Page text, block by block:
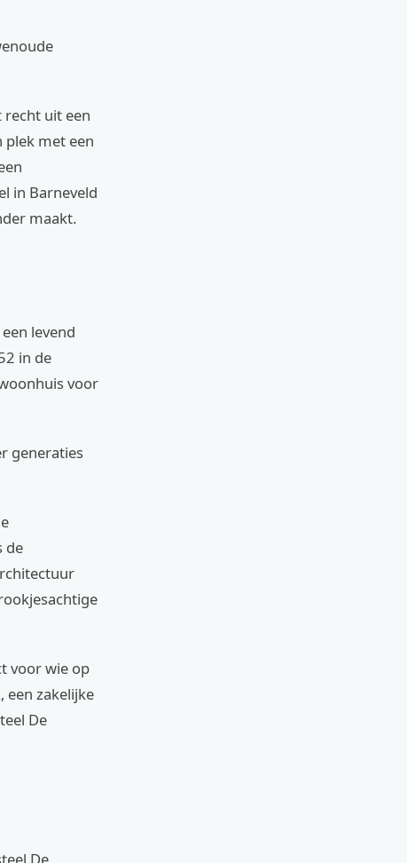
recht uit een
plek met een
in Barneveld
maakt.
levend
in de
voor
generaties
de
voor wie op
een zakelijke
De